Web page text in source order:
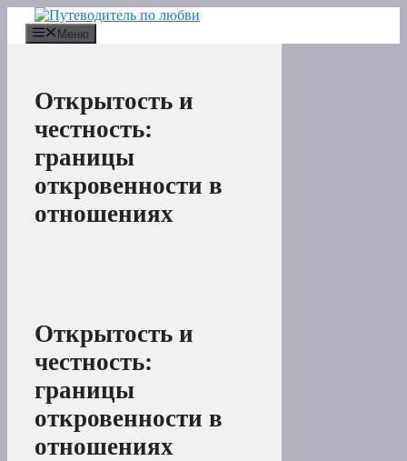
Перейти
содержимому
Меню
Открытость и
честность:
границы
откровенности в
отношениях
Открытость и
честность:
границы
откровенности в
отношениях